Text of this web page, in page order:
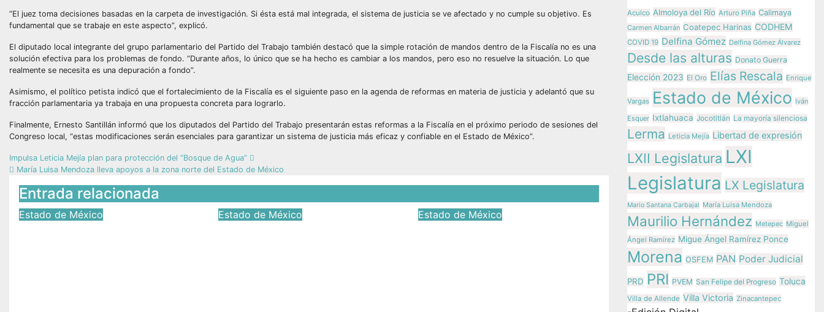
“El juez toma decisiones basadas en la carpeta de investigación. Si ésta está mal integrada, el sistema de justicia se ve afectado y no cumple su objetivo. Es
fundamental que se trabaje en este aspecto”, explicó.
El diputado local integrante del grupo parlamentario del Partido del Trabajo también destacó que la simple rotación de mandos dentro de la Fiscalía no es una
solución efectiva para los problemas de fondo. “Durante años, lo único que se ha hecho es cambiar a los mandos, pero eso no resuelve la situación. Lo que
realmente se necesita es una depuración a fondo”.
Asimismo, el político petista indicó que el fortalecimiento de la Fiscalía es el siguiente paso en la agenda de reformas en materia de justicia y adelantó que su
fracción parlamentaria ya trabaja en una propuesta concreta para lograrlo.
Finalmente, Ernesto Santillán informó que los diputados del Partido del Trabajo presentarán estas reformas a la Fiscalía en el próximo periodo de sesiones del
Congreso local, “estas modificaciones serán esenciales para garantizar un sistema de justicia más eficaz y confiable en el Estado de México”.
Impulsa Leticia Mejía plan para protección del “Bosque de Agua”
María Luisa Mendoza lleva apoyos a la zona norte del Estado de México
Entrada relacionada
Estado de México Estado de México Estado de México
Aculco Almoloya del Río Arturo Piña Calimaya
Carmen Albarrán Coatepec Harinas CODHEM
COVID 19 Delfina Gómez Delfina Gómez Álvarez
Desde las alturas Donato Guerra
Elección 2023 El Oro Elías Rescala Enrique
Vargas Estado de México Iván
Esquer Ixtlahuaca Jocotitlán La mayoría silenciosa
Lerma Leticia Mejía Libertad de expresión
LXII Legislatura LXI
Legislatura LX Legislatura
Mario Santana Carbajal María Luisa Mendoza
Maurilio Hernández Metepec Miguel
Ángel Ramírez Migue Ángel Ramírez Ponce
Morena OSFEM PAN Poder Judicial
PRD PRI PVEM San Felipe del Progreso Toluca
Villa de Allende Villa Victoria Zinacantepec